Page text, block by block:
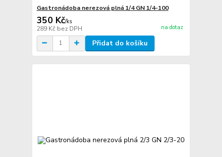
Gastronádoba nerezová plná 1/4 GN 1/4-100
350 Kč/ks
289 Kč bez DPH na dotaz
Přidat do košíku